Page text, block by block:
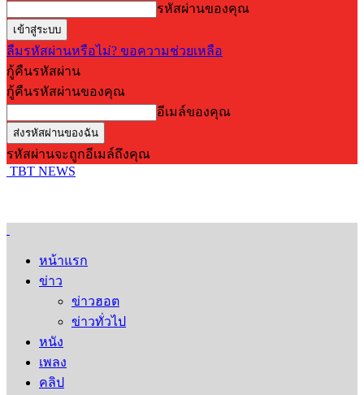
รหัสผ่านของคุณ
ลืมรหัสผ่านหรือไม่? ขอความช่วยเหลือ
กู้คืนรหัสผ่าน
กู้คืนรหัสผ่านของคุณ
อีเมล์ของคุณ
รหัสผ่านจะถูกอีเมล์ถึงคุณ
TBT NEWS
หน้าแรก
ข่าว
ข่าวฮอต
ข่าวทั่วไป
หนัง
เพลง
คลิป